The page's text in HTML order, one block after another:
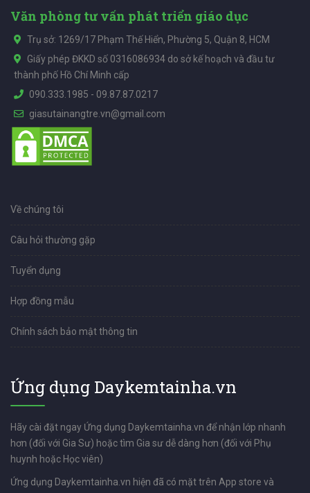
Văn phòng tư vấn phát triển giáo dục
Trụ sở: 1269/17 Phạm Thế Hiển, Phường 5, Quận 8, HCM
Giấy phép ĐKKD số 0316086934 do sở kế hoạch và đầu tư
thành phố Hồ Chí Minh cấp
090.333.1985 - 09.87.87.0217
giasutainangtre.vn@gmail.com
Về chúng tôi
Câu hỏi thường gặp
Tuyển dụng
Hợp đồng mẫu
Chính sách bảo mật thông tin
Ứng dụng Daykemtainha.vn
Hãy cài đặt ngay Ứng dụng Daykemtainha.vn để nhận lớp nhanh
hơn (đối với Gia Sư) hoặc tìm Gia sư dễ dàng hơn (đối với Phụ
huynh hoặc Học viên)
Ứng dụng Daykemtainha.vn hiện đã có mặt trên App store và